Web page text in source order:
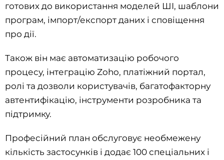
готових до використання моделей ШІ, шаблони
програм, імпорт/експорт даних і сповіщення
про дії.
Також він має автоматизацію робочого
процесу, інтеграцію Zoho, платіжний портал,
ролі та дозволи користувачів, багатофакторну
автентифікацію, інструменти розробника та
підтримку.
Професійний план обслуговує необмежену
кількість застосунків і додає 100 спеціальних і